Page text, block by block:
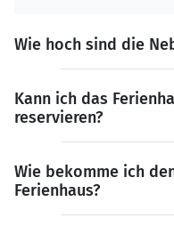
Wie hoch sind die
Kann ich das
reservieren?
Wie bekomme ich
Ferienhaus?